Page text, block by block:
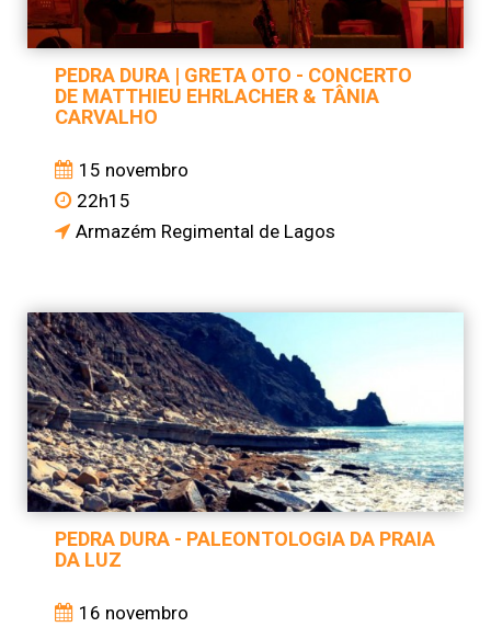
PEDRA DURA | GRETA OTO - CONCERTO
DE MATTHIEU EHRLACHER & TÂNIA
CARVALHO
15 novembro
22h15
Armazém Regimental de Lagos
PEDRA DURA - PALEONTOLOGIA DA PRAIA
DA LUZ
16 novembro